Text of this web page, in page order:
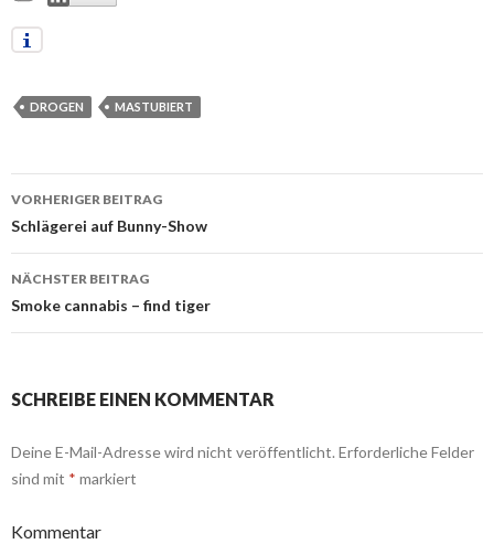
DROGEN MASTUBIERT
Beitrags-
Navigation
VORHERIGER BEITRAG
Schlägerei auf Bunny-Show
NÄCHSTER BEITRAG
Smoke cannabis – find tiger
SCHREIBE EINEN KOMMENTAR
Deine E-Mail-Adresse wird nicht veröffentlicht. Erforderliche Felder
sind mit * markiert
Kommentar